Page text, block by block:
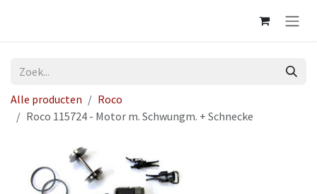
Alle producten
Roco
Roco 115724 - Motor m. Schwungm. + Schnecke